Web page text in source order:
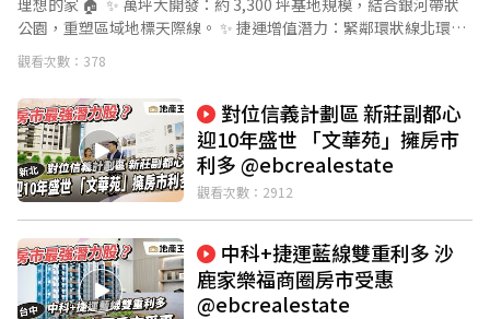
理想的家 🏠 ​ ✨ 萬坪大開發：約 3,300 坪基地規模，結合銀河帶狀
公園，重塑區域地標天際線。 ✨ 捷運增值潛力：緊鄰環狀線北環段
Y23 五華國小站，串連雙北精華產業動線。 ✨ 成熟生活機能：散步
即達五華街商圈、重陽家樂福，享受重劃區整齊街廓與舊市區便
利。 ✨ 一橋之隔進北市：過重陽大橋即達士林，對接北士科產業金
軸，交通核心地位無可取代。 了解更多👉 https://sunskyland.tw/
#晴空大地 #三重房市 #北環段 #Y23五華國小站 #重陽重劃區 #捷運
宅 #買房攻略 #士林生活圈 #銀新未來城
觀看次數：378
迎10年盛世 「文華苑」擁房市
利多 @ebcrealestate
觀看次數：2912
鹿家樂福商圈房市受惠
@ebcrealestate